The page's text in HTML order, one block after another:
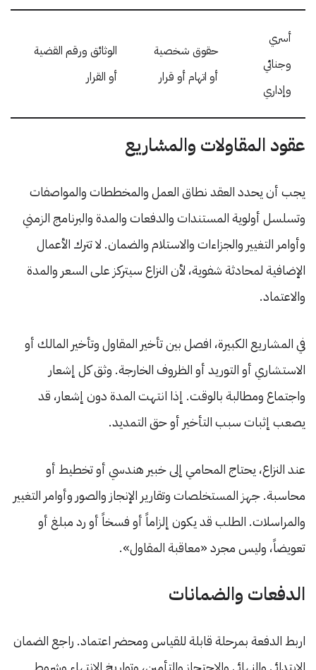
أسري
وجنائي
وإداري
حقوق شخصية
أو اتهام أو قرار
الوثائق ورقم القضية
أو القرار
عقود المقاولات والمشاريع
يجب أن يحدد العقد نطاق العمل والمخططات والمواصفات
وتسلسل أولوية المستندات والدفعات والمدة والبرنامج الزمني
وأوامر التغيير والجزاءات والاستلام والضمان. لا تترك الأعمال
الإضافية لمحادثة شفوية، لأن النزاع سيتركز على السعر والمدة
والاعتماد.
في المشاريع الكبيرة، افصل بين تأخير المقاول وتأخير المالك أو
الاستشاري أو التوريد أو الظروف الخارجة. وثق كل إشعار
واجتماع ومطالبة بالوقت. إذا انتهت المدة دون إشعار، قد
يصعب إثبات سبب التأخير أو حق التمديد.
عند النزاع، يحتاج المحامي إلى خبير هندسي أو تخطيط أو
محاسبة. جهز المستخلصات وتقارير الإنجاز والصور وأوامر التغيير
والمراسلات. الطلب قد يكون إلزاماً أو فسخاً أو رد مبلغ أو
تعويضاً، وليس مجرد «معاقبة المقاول».
الدفعات والضمانات
اربط الدفعة بمرحلة قابلة للقياس ومحضر اعتماد. راجع الضمان